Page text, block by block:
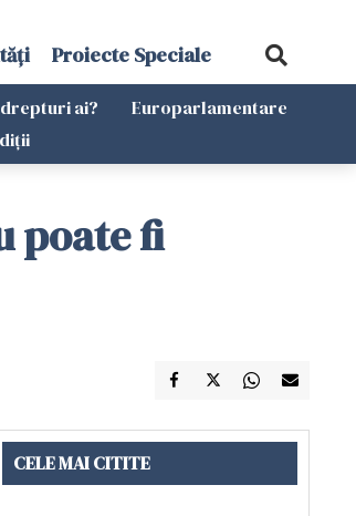
Proiecte Speciale
ai?
Europarlamentare
poate fi
CELE MAI CITITE